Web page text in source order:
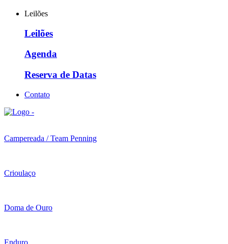
Leilões
Leilões
Agenda
Reserva de Datas
Contato
Campereada / Team Penning
Crioulaço
Doma de Ouro
Enduro